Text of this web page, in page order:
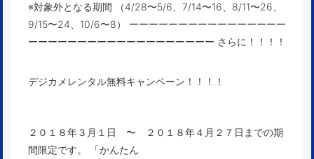
※対象外となる期間 （4/28〜5/6、7/14〜16、8/11〜26、
9/15〜24、10/6〜8） ーーーーーーーーーーーーーーーー
ーーーーーーーーーーーーーーーーーーー さらに！！！！
デジカメレンタル無料キャンペーン！！！！
２０１８年３月１日 〜 ２０１８年４月２７日までの期
間限定です。 「かんたん